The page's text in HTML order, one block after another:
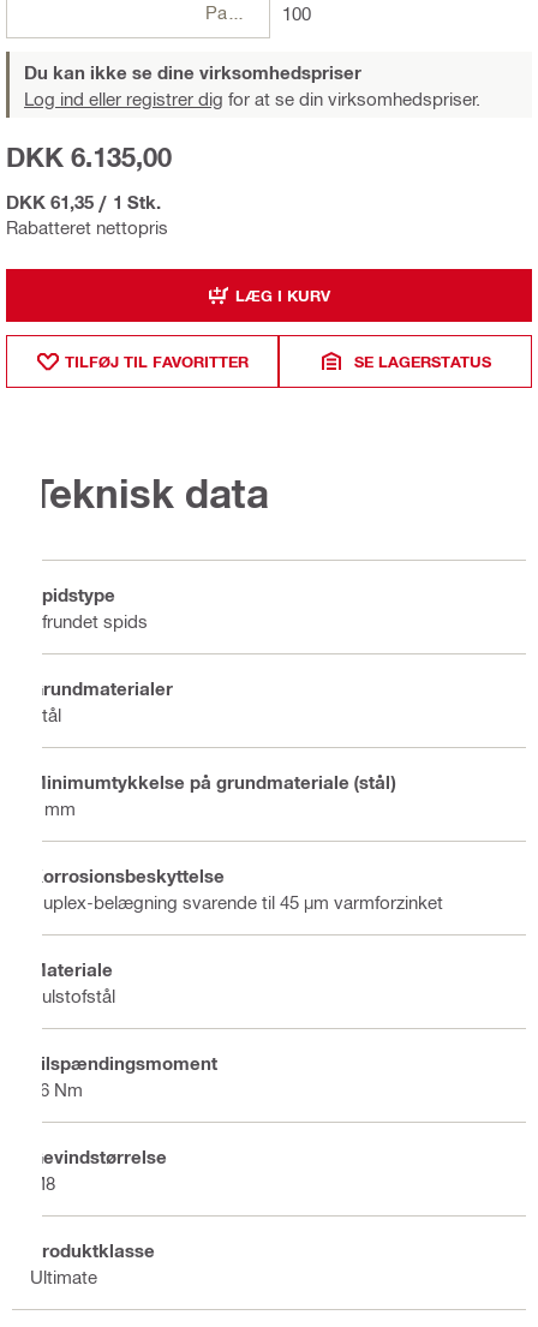
100
Du kan ikke se dine virksomhedspriser
Log ind eller registrer dig for at se din virksomhedspriser.
Rabatteret nettopris
DKK 6.135,00
DKK 61,35 / 1 Stk.
LÆG I KURV
TILFØJ TIL FAVORITTER SE LAGERSTATUS
Teknisk data
Spidstype
Afrundet spids
Grundmaterialer
Stål
Minimumtykkelse på grundmateriale (stål)
6 mm
Korrosionsbeskyttelse
Duplex-belægning svarende til 45 µm varmforzinket
Materiale
Kulstofstål
Tilspændingsmoment
16 Nm
Gevindstørrelse
M8
Produktklasse
Ultimate